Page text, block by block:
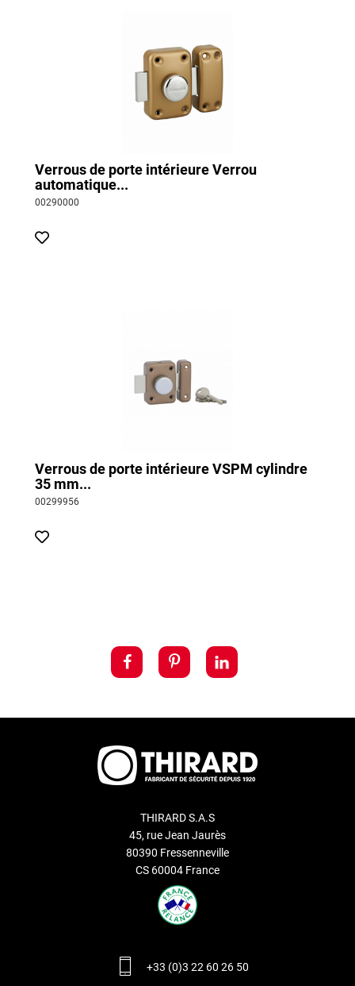
Verrous de porte intérieure Verrou
automatique...
00290000
Verrous de porte intérieure VSPM cylindre
35 mm...
00299956
THIRARD S.A.S
45, rue Jean Jaurès
80390 Fressenneville
CS 60004 France
+33 (0)3 22 60 26 50